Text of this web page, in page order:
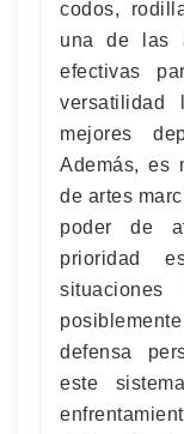
codos,
una de las
efectivas
mejores
Además, es
de artes
poder de
prioridad
defensa
este